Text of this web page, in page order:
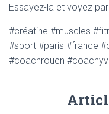
Essayez-la et voyez
#créatine #muscles
#sport #paris #france
#coachrouen